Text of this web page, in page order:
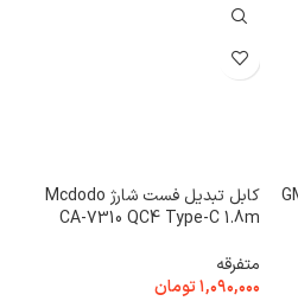
کابل تبدیل فست شارژ Mcdodo
CA-7310 QC4 Type-C 1.8m
متفرقه
۱,۰۹۰,۰۰۰تومان